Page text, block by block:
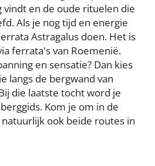
vindt en de oude rituelen die
Als je nog tijd en energie
Astragalus doen. Het is
ferrata's van Roemenië.
en sensatie? Dan kies
langs de bergwand van
die laatste tocht word je
Kom je om in de
ook beide routes in